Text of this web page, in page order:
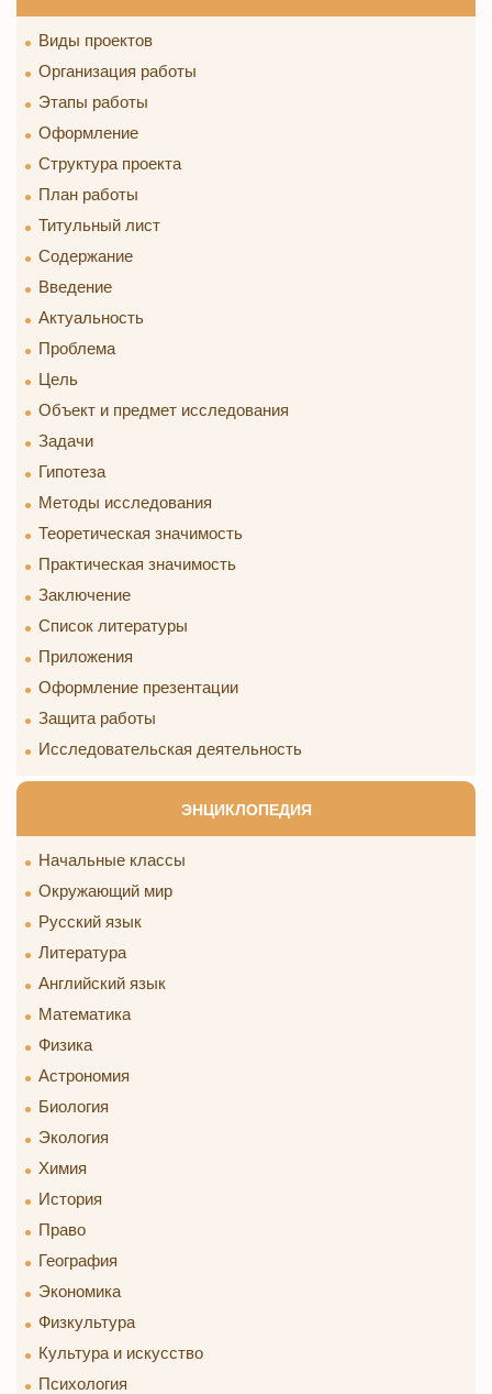
Виды проектов
Организация работы
Этапы работы
Оформление
Структура проекта
План работы
Титульный лист
Содержание
Введение
Актуальность
Проблема
Цель
Объект и предмет исследования
Задачи
Гипотеза
Методы исследования
Теоретическая значимость
Практическая значимость
Заключение
Список литературы
Приложения
Оформление презентации
Защита работы
Исследовательская деятельность
ЭНЦИКЛОПЕДИЯ
Начальные классы
Окружающий мир
Русский язык
Литература
Английский язык
Математика
Физика
Астрономия
Биология
Экология
Химия
История
Право
География
Экономика
Физкультура
Культура и искусство
Психология